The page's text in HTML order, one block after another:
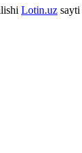
Lotin.uz